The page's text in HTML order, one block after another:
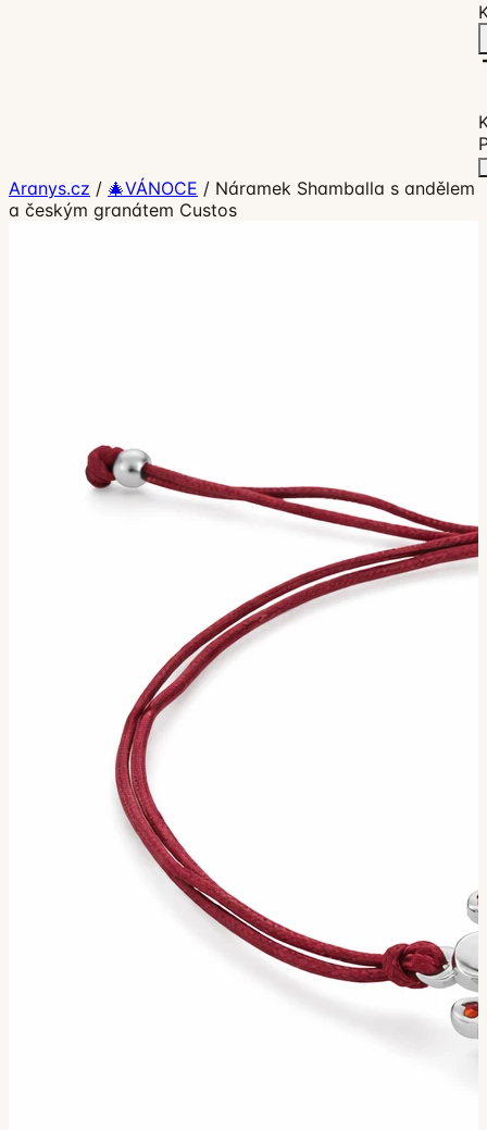
Aranys.cz / 🎄VÁNOCE / Náramek Shamballa s andělem
a českým granátem Custos